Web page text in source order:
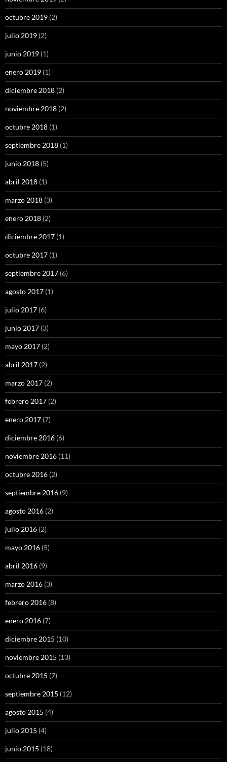
octubre 2019 (2)
julio 2019 (2)
junio 2019 (1)
enero 2019 (1)
diciembre 2018 (2)
noviembre 2018 (2)
octubre 2018 (1)
septiembre 2018 (1)
junio 2018 (5)
abril 2018 (1)
marzo 2018 (3)
enero 2018 (2)
diciembre 2017 (1)
octubre 2017 (1)
septiembre 2017 (6)
agosto 2017 (1)
julio 2017 (6)
junio 2017 (3)
mayo 2017 (2)
abril 2017 (2)
marzo 2017 (2)
febrero 2017 (2)
enero 2017 (7)
diciembre 2016 (6)
noviembre 2016 (11)
octubre 2016 (2)
septiembre 2016 (9)
agosto 2016 (2)
julio 2016 (2)
mayo 2016 (5)
abril 2016 (9)
marzo 2016 (3)
febrero 2016 (8)
enero 2016 (7)
diciembre 2015 (10)
noviembre 2015 (13)
octubre 2015 (7)
septiembre 2015 (12)
agosto 2015 (4)
julio 2015 (4)
junio 2015 (18)